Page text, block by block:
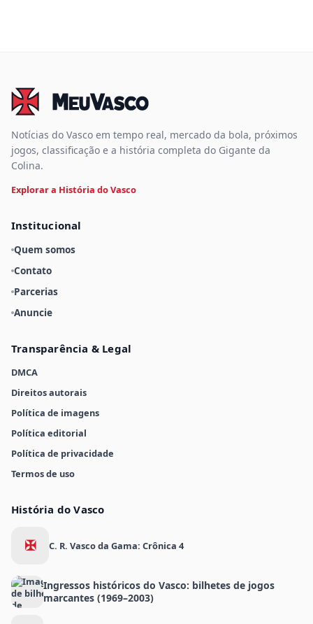
Notícias do Vasco em tempo real, mercado da bola, próximos
jogos, classificação e a história completa do Gigante da
Colina.
Explorar a História do Vasco
Institucional
Quem somos
Contato
Parcerias
Anuncie
Transparência & Legal
DMCA
Direitos autorais
Política de imagens
Política editorial
Política de privacidade
Termos de uso
História do Vasco
✠ C. R. Vasco da Gama: Crônica 4
Ingressos históricos do Vasco: bilhetes de jogos
marcantes (1969–2003)